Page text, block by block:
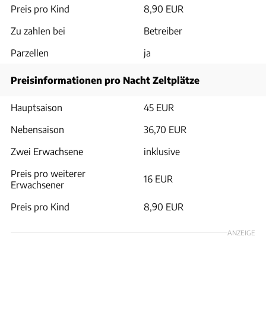
Preis pro Kind
8,90 EUR
Zu zahlen bei
Betreiber
Parzellen
ja
Preisinformationen pro Nacht Zeltplätze
Hauptsaison
45 EUR
Nebensaison
36,70 EUR
Zwei Erwachsene
inklusive
Preis pro weiterer
Erwachsener
16 EUR
Preis pro Kind 8,90 EUR
ANZEIGE